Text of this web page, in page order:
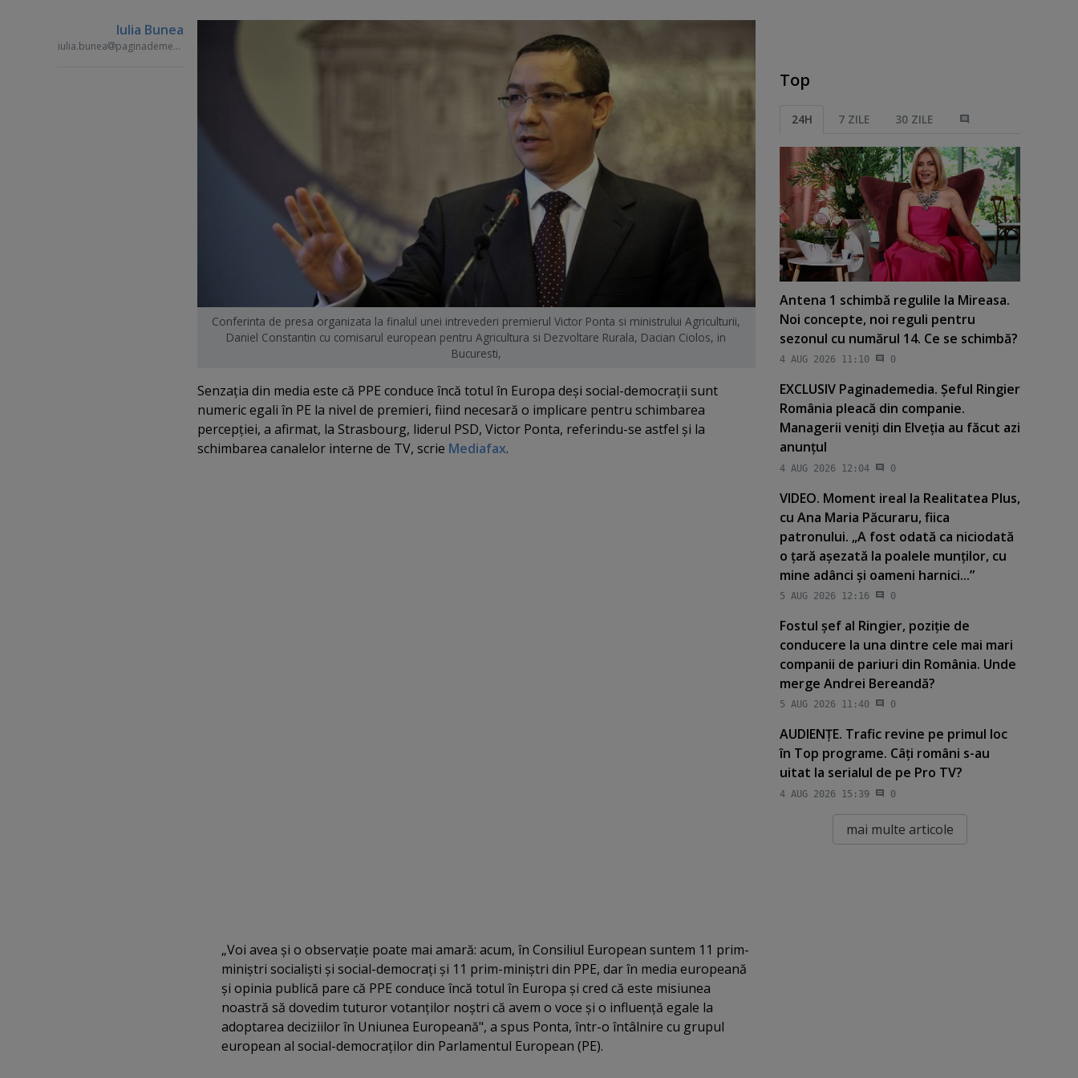
Iulia Bunea
iulia.bunea paginademedia.ro
Conferinta de presa organizata la finalul unei intrevederi premierul Victor Ponta si ministrului Agriculturii,
Daniel Constantin cu comisarul european pentru Agricultura si Dezvoltare Rurala, Dacian Ciolos, in
Bucuresti,
Senzaţia din media este că PPE conduce încă totul în Europa deşi social-democraţii sunt
numeric egali în PE la nivel de premieri, fiind necesară o implicare pentru schimbarea
percepţiei, a afirmat, la Strasbourg, liderul PSD, Victor Ponta, referindu-se astfel şi la
schimbarea canalelor interne de TV, scrie Mediafax.
„Voi avea şi o observaţie poate mai amară: acum, în Consiliul European suntem 11 prim-
miniştri socialişti şi social-democraţi şi 11 prim-miniştri din PPE, dar în media europeană
şi opinia publică pare că PPE conduce încă totul în Europa şi cred că este misiunea
noastră să dovedim tuturor votanţilor noştri că avem o voce şi o influenţă egale la
adoptarea deciziilor în Uniunea Europeană", a spus Ponta, într-o întâlnire cu grupul
european al social-democraţilor din Parlamentul European (PE).
Top
24H 7 ZILE 30 ZILE
Antena 1 schimbă regulile la Mireasa.
Noi concepte, noi reguli pentru
sezonul cu numărul 14. Ce se schimbă?
4 AUG 2026 11:10 0
EXCLUSIV Paginademedia. Şeful Ringier
România pleacă din companie.
Managerii veniţi din Elveţia au făcut azi
anunţul
4 AUG 2026 12:04 0
VIDEO. Moment ireal la Realitatea Plus,
cu Ana Maria Păcuraru, fiica
patronului. „A fost odată ca niciodată
o ţară aşezată la poalele munţilor, cu
mine adânci şi oameni harnici...”
5 AUG 2026 12:16 0
Fostul şef al Ringier, poziţie de
conducere la una dintre cele mai mari
companii de pariuri din România. Unde
merge Andrei Bereandă?
5 AUG 2026 11:40 0
AUDIENŢE. Trafic revine pe primul loc
în Top programe. Câţi români s-au
uitat la serialul de pe Pro TV?
4 AUG 2026 15:39 0
mai multe articole